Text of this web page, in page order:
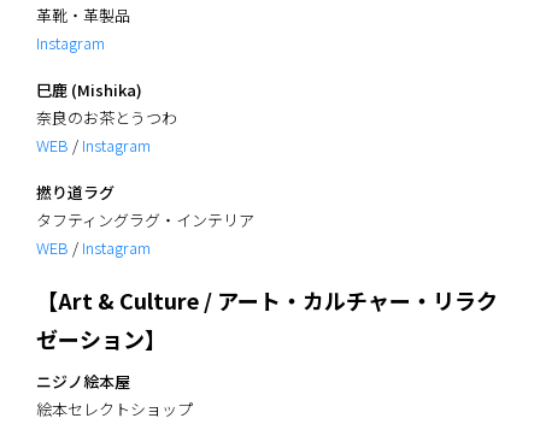
革靴・革製品
Instagram
巳鹿 (Mishika)
奈良のお茶とうつわ
WEB / Instagram
撚り道ラグ
タフティングラグ・インテリア
WEB / Instagram
【Art & Culture / アート・カルチャー・リラク
ゼーション】
ニジノ絵本屋
絵本セレクトショップ